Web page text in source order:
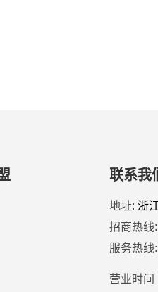
、养生茶、人参等）更加便捷方便
联系我
地址: 浙
招商热线:
服务热线:
营业时间